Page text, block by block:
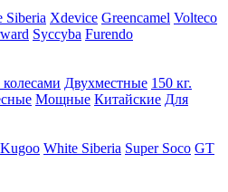
Siberia Xdevice Greencamel Volteco
Syccyba Furendo
Двухместные 150 кг.
Мощные Китайские Для
Kugoo White Siberia Super Soco GT